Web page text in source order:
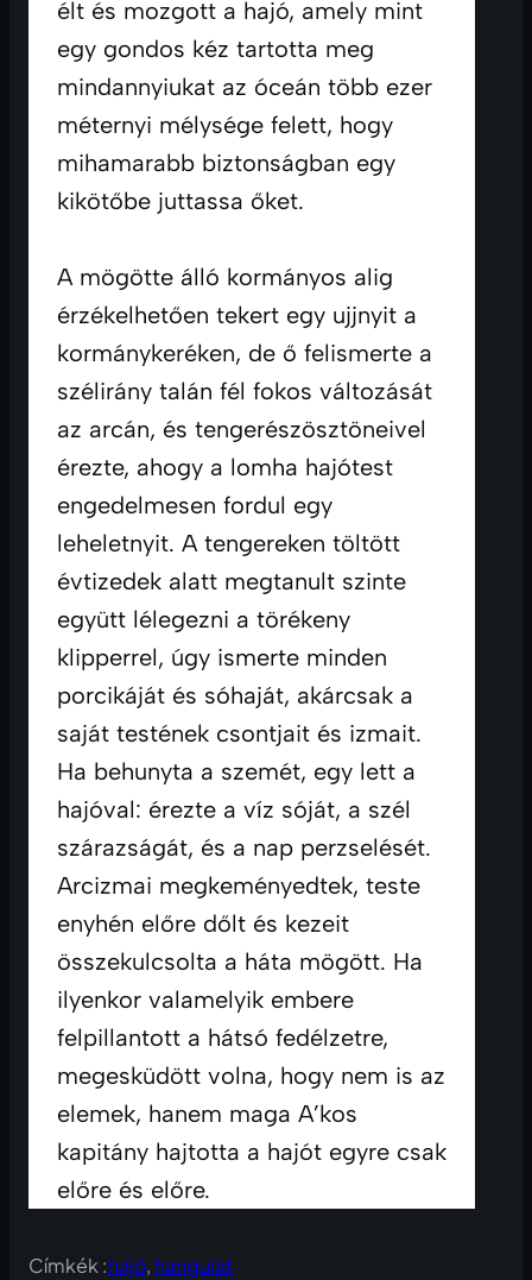
élt és mozgott a hajó, amely mint
egy gondos kéz tartotta meg
mindannyiukat az óceán több ezer
méternyi mélysége felett, hogy
mihamarabb biztonságban egy
kikötőbe juttassa őket.
A mögötte álló kormányos alig
érzékelhetően tekert egy ujjnyit a
kormánykeréken, de ő felismerte a
szélirány talán fél fokos változását
az arcán, és tengerészösztöneivel
érezte, ahogy a lomha hajótest
engedelmesen fordul egy
leheletnyit. A tengereken töltött
évtizedek alatt megtanult szinte
együtt lélegezni a törékeny
klipperrel, úgy ismerte minden
porcikáját és sóhaját, akárcsak a
saját testének csontjait és izmait.
Ha behunyta a szemét, egy lett a
hajóval: érezte a víz sóját, a szél
szárazságát, és a nap perzselését.
Arcizmai megkeményedtek, teste
enyhén előre dőlt és kezeit
összekulcsolta a háta mögött. Ha
ilyenkor valamelyik embere
felpillantott a hátsó fedélzetre,
megesküdött volna, hogy nem is az
elemek, hanem maga A’kos
kapitány hajtotta a hajót egyre csak
előre és előre.
Címkék :hajó, hangulat